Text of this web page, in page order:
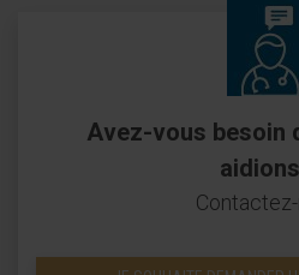
Avez-vous besoin